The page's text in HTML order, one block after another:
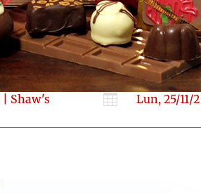
Shaw's
 Lun, 25/11/